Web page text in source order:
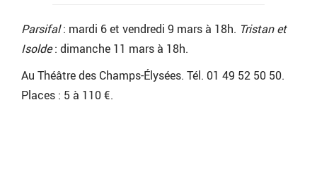
Parsifal: mardi 6 et vendredi 9 mars à 18h. Tristan et
Isolde: dimanche 11 mars à 18h.
Au Théâtre des Champs-Élysées. Tél. 01 49 52 50 50.
Places : 5 à 110 €.